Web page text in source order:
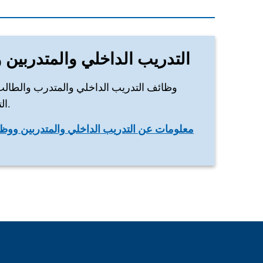
التدريب الداخلي
وظائف التدريب الداخلي والمتدرب
التوظيف الاتحادية في رودغاو.
معلومات عن التدريب الداخلي والمتدربين